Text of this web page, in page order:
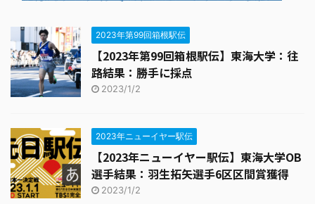
2023年第99回箱根駅伝
【2023年第99回箱根駅伝】東海大学：往
路結果：勝手に採点
2023/1/2
2023年ニューイヤー駅伝
【2023年ニューイヤー駅伝】東海大学OB
選手結果：羽生拓矢選手6区区間賞獲得
2023/1/2